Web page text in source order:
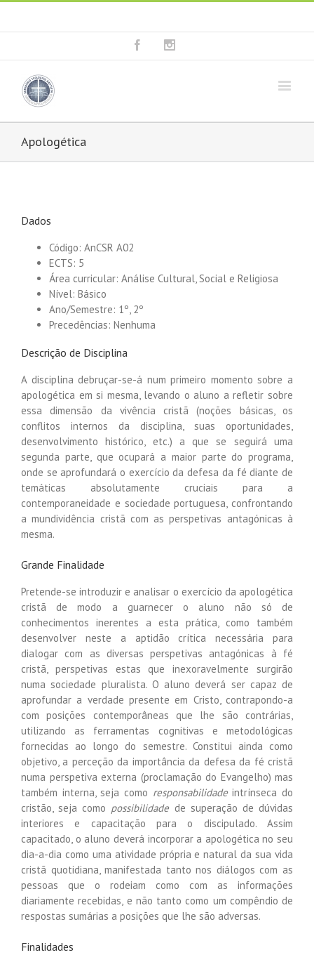
Facebook
Apologética
Dados
Código: AnCSR A02
ECTS: 5
Área curricular: Análise Cultural, Social e Religiosa
Nível: Básico
Ano/Semestre: 1º, 2º
Precedências: Nenhuma
Descrição de Disciplina
A disciplina debruçar-se-á num primeiro momento sobre a
apologética em si mesma, levando o aluno a refletir sobre
essa dimensão da vivência cristã (noções básicas, os
conflitos internos da disciplina, suas oportunidades,
desenvolvimento histórico, etc.) a que se seguirá uma
segunda parte, que ocupará a maior parte do programa,
onde se aprofundará o exercício da defesa da fé diante de
temáticas absolutamente cruciais para a
contemporaneidade e sociedade portuguesa, confrontando
a mundividência cristã com as perspetivas antagónicas à
mesma.
Grande Finalidade
Pretende-se introduzir e analisar o exercício da apologética
cristã de modo a guarnecer o aluno não só de
conhecimentos inerentes a esta prática, como também
desenvolver neste a aptidão crítica necessária para
dialogar com as diversas perspetivas antagónicas à fé
cristã, perspetivas estas que inexoravelmente surgirão
numa sociedade pluralista. O aluno deverá ser capaz de
aprofundar a verdade presente em Cristo, contrapondo-a
com posições contemporâneas que lhe são contrárias,
utilizando as ferramentas cognitivas e metodológicas
fornecidas ao longo do semestre. Constitui ainda como
objetivo, a perceção da importância da defesa da fé cristã
numa perspetiva externa (proclamação do Evangelho) mas
também interna, seja como responsabilidadeintrínseca do
cristão, seja como possibilidadede superação de dúvidas
interiores e capacitação para o discipulado. Assim
capacitado, o aluno deverá incorporar a apologética no seu
dia-a-dia como uma atividade própria e natural da sua vida
cristã quotidiana, manifestada tanto nos diálogos com as
pessoas que o rodeiam como com as informações
diariamente recebidas, e não tanto como um compêndio de
respostas sumárias a posições que lhe são adversas.
Finalidades